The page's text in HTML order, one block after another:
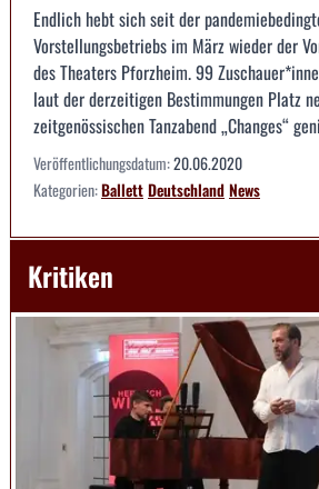
Endlich hebt sich seit der
Vorstellungsbetriebs im März wieder der
des Theaters Pforzheim. 99
laut der derzeitigen Bestimmungen Platz
zeitgenössischen Tanzabend „Changes“
Veröffentlichungsdatum:20.06.2020
Kategorien:BallettDeutschlandNews
Kritiken